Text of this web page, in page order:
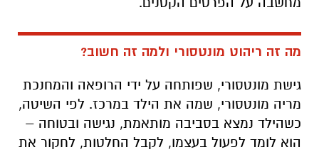
מה זה ריהוט מונטסורי ולמה זה חשוב?
גישת מונטסורי, שפותחה על ידי הרופאה והמחנכת
מריה מונטסורי, שמה את הילד במרכז. לפי השיטה,
כשהילד נמצא בסביבה מותאמת, נגישה ובטוחה –
הוא לומד לפעול בעצמו, לקבל החלטות, לחקור את